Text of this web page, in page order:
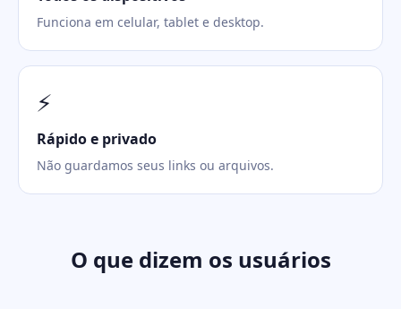
Funciona em celular, tablet e desktop.
⚡
Rápido e privado
Não guardamos seus links ou arquivos.
O que dizem os usuários